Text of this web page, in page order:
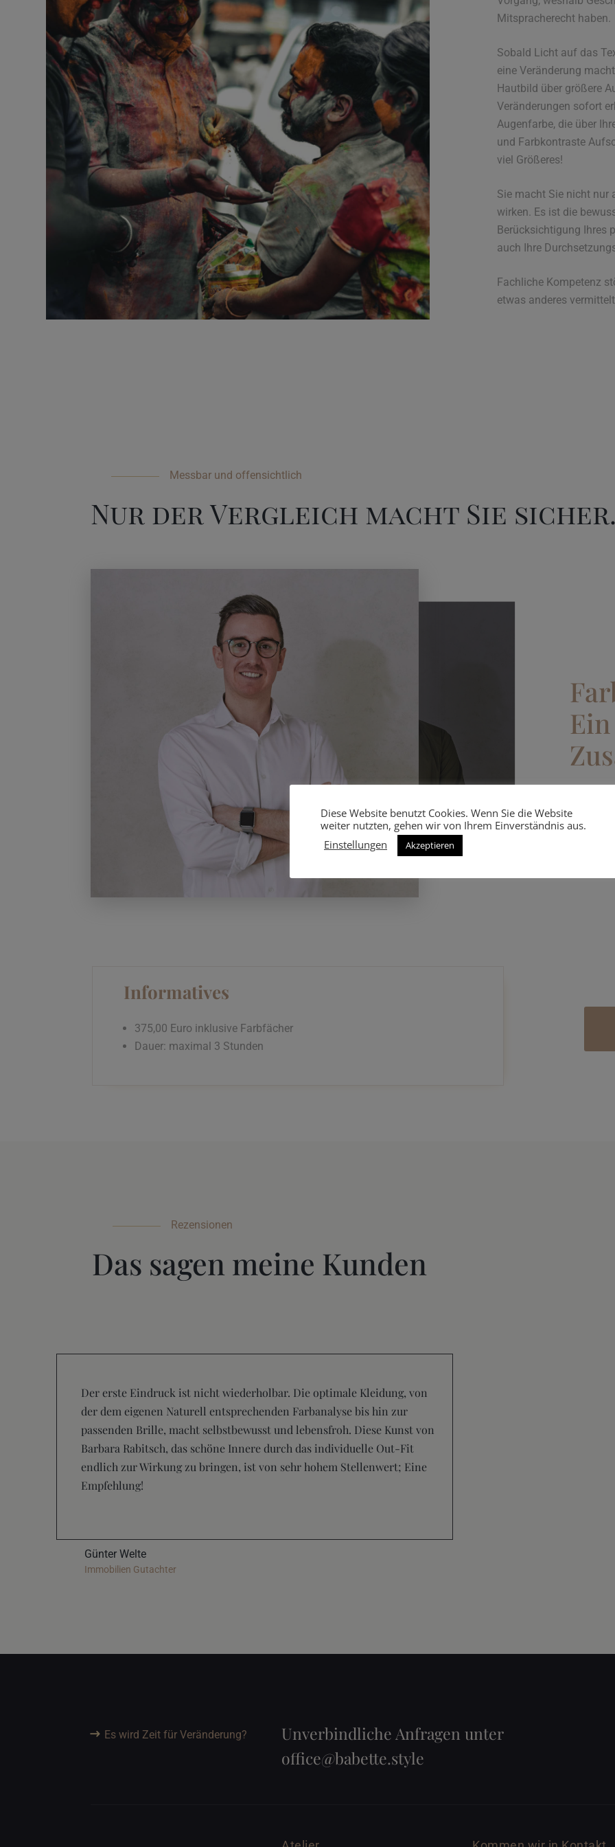
Mitspracherecht haben.
Sobald Licht auf das
eine Veränderung
Hautbild über größere
Veränderungen sofort
Augenfarbe, die über
und Farbkontraste
viel Größeres!
Sie macht Sie nicht nur
wirken. Es ist die
Berücksichtigung Ihres
auch Ihre
Fachliche Kompetenz
etwas anderes
Messbar und offensichtlich
Nur der Vergleich macht Sie sicher.
Informatives
375,00 Euro inklusive Farbfächer
Dauer: maximal 3 Stunden
Rezensionen
Das sagen meine Kunden
Der erste Eindruck ist nicht wiederholbar. Die optimale Kleidung, von
der dem eigenen Naturell entsprechenden Farbanalyse bis hin zur
passenden Brille, macht selbstbewusst und lebensfroh. Diese Kunst von
Barbara Rabitsch, das schöne Innere durch das individuelle Out-Fit
endlich zur Wirkung zu bringen, ist von sehr hohem Stellenwert; Eine
Empfehlung!
Günter Welte
Immobilien Gutachter
Es wird Zeit für Veränderung?
Unverbindliche Anfragen unter
office@babette.style
Diese Website benutzt Cookies. Wenn Sie die Website
weiter nutzten, gehen wir von Ihrem Einverständnis aus.
Einstellungen
Akzeptieren